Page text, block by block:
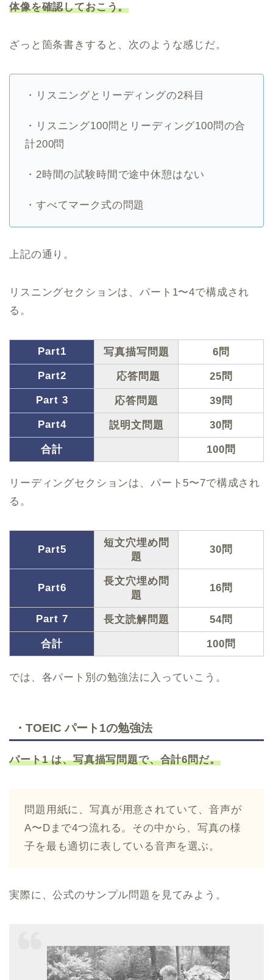
体像を確認しておこう。
ざっと箇条書きすると、次のような感じだ。
・リスニングとリーディングの2科目
・リスニング100問とリーディング100問の合
計200問
・2時間の試験時間で途中休憩はない
・すべてマーク式の問題
上記の通り。
リスニングセクションは、パート1〜4で構成され
る。
Part1 写真描写問題 6問
Part2 応答問題 25問
Part 3 応答問題 39問
Part4 説明文問題 30問
合計 100問
リーディングセクションは、パート5〜7で構成され
る。
Part5
短文穴埋め問
題
30問
Part6
長文穴埋め問
題
16問
Part 7 長文読解問題 54問
合計 100問
では、各パート別の勉強法に入っていこう。
・TOEIC パート1の勉強法
パート1 は、写真描写問題で、合計6問だ。
問題用紙に、写真が用意されていて、音声が
A〜Dまで4つ流れる。その中から、写真の様
子を最も適切に表している音声を選ぶ。
実際に、公式のサンプル問題を見てみよう。